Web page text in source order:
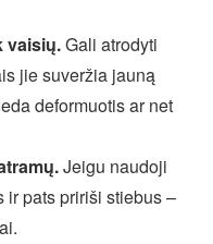
vaisių.Gali atrodyti
jie suveržia jauną
deformuotis ar net
Jeigu naudoji
ir pats pririši stiebus –